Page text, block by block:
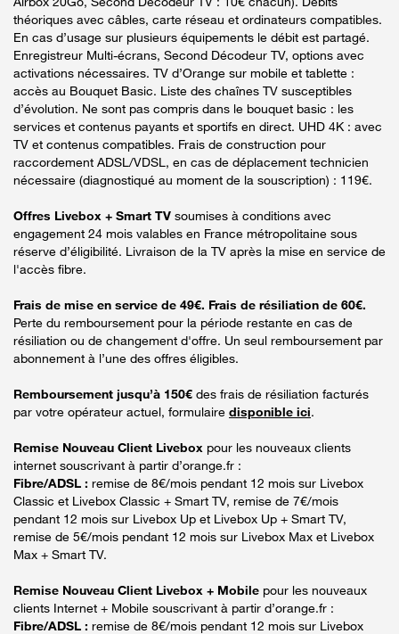
théoriques avec câbles, carte réseau et ordinateurs compatibles.
En cas d’usage sur plusieurs équipements le débit est partagé.
Enregistreur Multi-écrans, Second Décodeur TV, options avec
activations nécessaires. TV d’Orange sur mobile et tablette :
accès au Bouquet Basic. Liste des chaînes TV susceptibles
d’évolution. Ne sont pas compris dans le bouquet basic : les
services et contenus payants et sportifs en direct. UHD 4K : avec
TV et contenus compatibles. Frais de construction pour
raccordement ADSL/VDSL, en cas de déplacement technicien
nécessaire (diagnostiqué au moment de la souscription) : 119€.
Offres Livebox + Smart TV soumises à conditions avec
engagement 24 mois valables en France métropolitaine sous
réserve d’éligibilité. Livraison de la TV après la mise en service de
l'accès fibre.
Frais de mise en service de 49€. Frais de résiliation de 60€.
Perte du remboursement pour la période restante en cas de
résiliation ou de changement d'offre. Un seul remboursement par
abonnement à l’une des offres éligibles.
Remboursement jusqu’à 150€ des frais de résiliation facturés
par votre opérateur actuel, formulaire disponible ici.
Remise Nouveau Client Livebox pour les nouveaux clients
internet souscrivant à partir d’orange.fr :
Fibre/ADSL : remise de 8€/mois pendant 12 mois sur Livebox
Classic et Livebox Classic + Smart TV, remise de 7€/mois
pendant 12 mois sur Livebox Up et Livebox Up + Smart TV,
remise de 5€/mois pendant 12 mois sur Livebox Max et Livebox
Max + Smart TV.
Remise Nouveau Client Livebox + Mobile pour les nouveaux
clients Internet + Mobile souscrivant à partir d’orange.fr :
Fibre/ADSL : remise de 8€/mois pendant 12 mois sur Livebox